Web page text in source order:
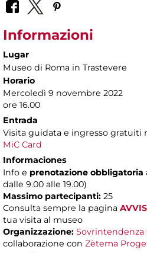
Informazioni
Lugar
Museo di Roma in Trastevere
Horario
Mercoledì 9 novembre 2022
ore 16.00
Entrada
Visita guidata e ingresso gratuiti
MiC Card
Informaciones
Info e prenotazione obbligatoria
dalle 9.00 alle 19.00)
Massimo partecipanti: 25
Consulta sempre la pagina
tua visita al museo
Organizzazione: Sovrintendenza
collaborazione con Zètema